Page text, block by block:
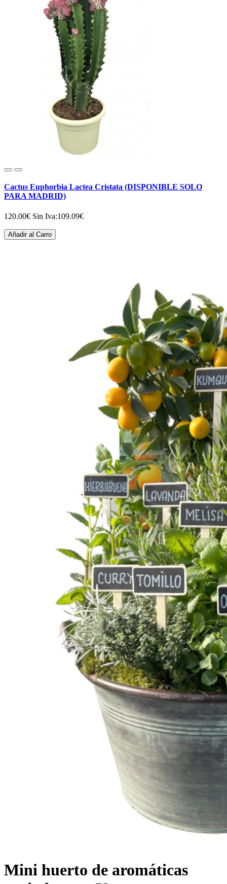
Cactus Euphorbia Lactea Cristata (DISPONIBLE SOLO
PARA MADRID)
120.00€ Sin Iva:109.09€
Añadir al Carro
Mini huerto de aromáticas